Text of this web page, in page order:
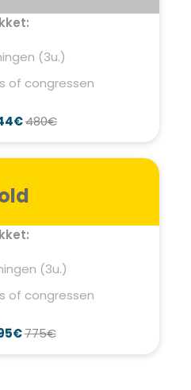
(3u.)
of congressen
480€
(3u.)
of congressen
775€